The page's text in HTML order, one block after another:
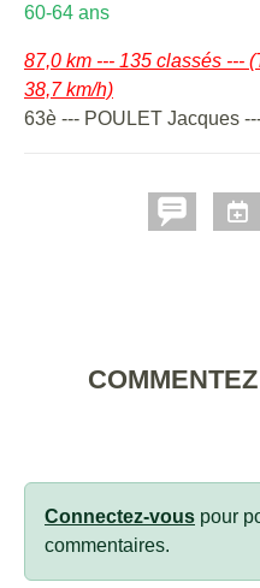
60-64 ans
87,0 km --- 135 classés ---
38,7 km/h)
63è --- POULET Jacques
Connectez-vous pour
commentaires.